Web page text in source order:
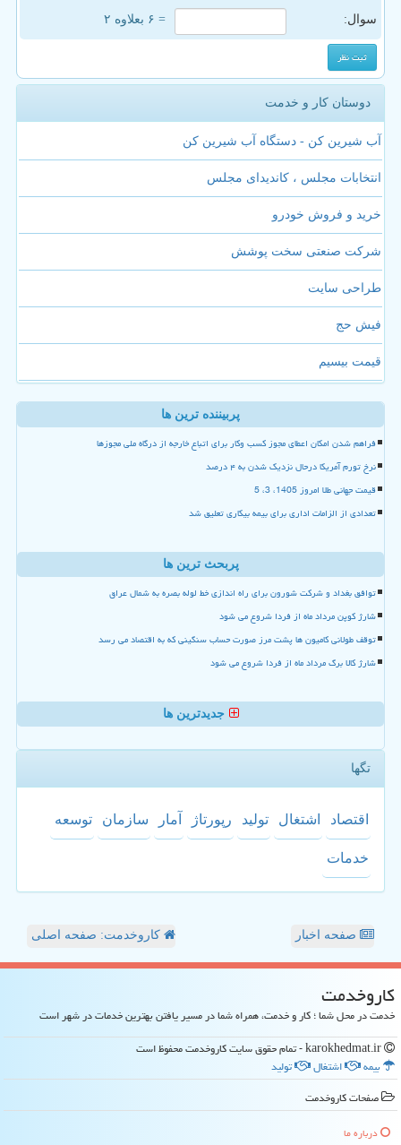
سوال: = ۶ بعلاوه ۲
دوستان کار و خدمت
آب شیرین کن - دستگاه آب شیرین کن
انتخابات مجلس ، کاندیدای مجلس
خرید و فروش خودرو
شرکت صنعتی سخت پوشش
طراحی سایت
فیش حج
قیمت بیسیم
پربیننده ترین ها
فراهم شدن امکان اعطای مجوز کسب وکار برای اتباع خارجه از درگاه ملی مجوزها
نرخ تورم آمریکا درحال نزدیک شدن به ۴ درصد
قیمت جهانی طلا امروز 1405، 3، 5
تعدادی از الزامات اداری برای بیمه بیکاری تعلیق شد
پربحث ترین ها
توافق بغداد و شرکت شورون برای راه اندازی خط لوله بصره به شمال عراق
شارژ کوپن مرداد ماه از فردا شروع می شود
توقف طولانی کامیون ها پشت مرز صورت حساب سنگینی که به اقتصاد می رسد
شارژ کالا برگ مرداد ماه از فردا شروع می شود
جدیدترین ها
تگها
اقتصاد اشتغال تولید رپورتاژ آمار سازمان توسعه
خدمات
صفحه اخبار کاروخدمت: صفحه اصلی
كاروخدمت
خدمت در محل شما ؛ کار و خدمت، همراه شما در مسیر یافتن بهترین خدمات در شهر است
بیمه
اشتغال
تولید
صفحات كاروخدمت
درباره ما